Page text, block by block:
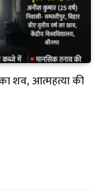
शव, आत्महत्या की